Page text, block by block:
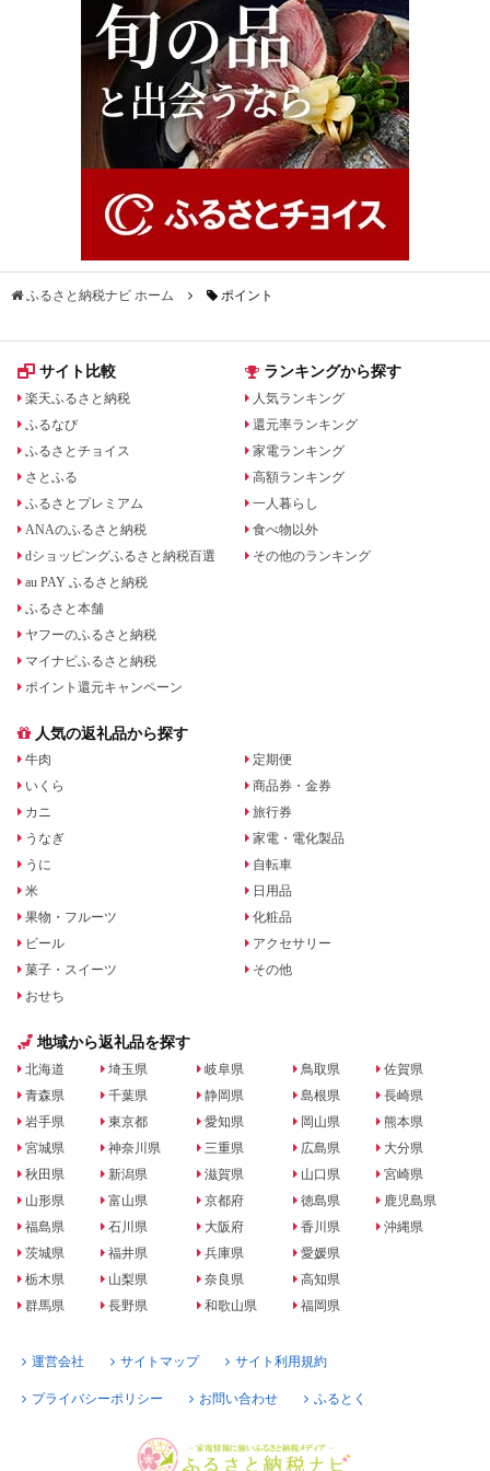
ふるさと納税ナビ ホーム ポイント
サイト比較
楽天ふるさと納税
ふるなび
ふるさとチョイス
さとふる
ふるさとプレミアム
ANAのふるさと納税
dショッピングふるさと納税百選
au PAY ふるさと納税
ふるさと本舗
ヤフーのふるさと納税
マイナビふるさと納税
ポイント還元キャンペーン
ランキングから探す
人気ランキング
還元率ランキング
家電ランキング
高額ランキング
一人暮らし
食べ物以外
その他のランキング
人気の返礼品から探す
牛肉
いくら
カニ
うなぎ
うに
米
果物・フルーツ
ビール
菓子・スイーツ
おせち
定期便
商品券・金券
旅行券
家電・電化製品
自転車
日用品
化粧品
アクセサリー
その他
地域から返礼品を探す
北海道
青森県
岩手県
宮城県
秋田県
山形県
福島県
茨城県
栃木県
群馬県
埼玉県
千葉県
東京都
神奈川県
新潟県
富山県
石川県
福井県
山梨県
長野県
岐阜県
静岡県
愛知県
三重県
滋賀県
京都府
大阪府
兵庫県
奈良県
和歌山県
鳥取県
島根県
岡山県
広島県
山口県
徳島県
香川県
愛媛県
高知県
福岡県
佐賀県
長崎県
熊本県
大分県
宮崎県
鹿児島県
沖縄県
運営会社 サイトマップ サイト利用規約
プライバシーポリシー お問い合わせ ふるとく